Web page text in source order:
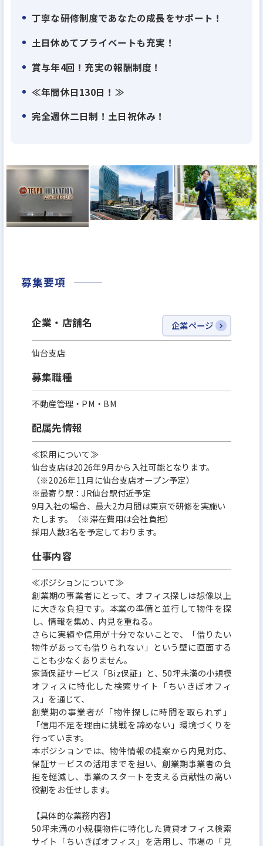
【事業用家賃保証事業】
＜Biz保証について＞
Biz保証は、店舗・事務所・倉庫といった「事業用不
グループ企業は事業用物件の転貸借事業を展開して
いるため、グループの豊富なノウハウを活かして、
＜組織について＞
現在は役員3名と社員34名（派遣社員2名）の37名で
す。（2026年1月現在）
丁寧な研修制度であなたの成長をサポート！
土日休めてプライベートも充実！
賞与年4回！充実の報酬制度！
≪年間休日130日！≫
完全週休二日制！土日祝休み！
募集要項
企業・店舗名 企業ページ
仙台支店
募集職種
不動産管理・PM・BM
配属先情報
≪採用について≫
仙台支店は2026年9月から入社可能となります。
（※2026年11月に仙台支店オープン予定）
※最寄り駅：JR仙台駅付近予定
9月入社の場合、最大2カ月間は東京で研修を実施い
たします。（※滞在費用は会社負担）
採用人数3名を予定しております。
仕事内容
≪ポジションについて≫
創業期の事業者にとって、オフィス探しは想像以上
に大きな負担です。本業の準備と並行して物件を探
し、情報を集め、内見を重ねる。
さらに実績や信用が十分でないことで、「借りたい
物件があっても借りられない」という壁に直面する
ことも少なくありません。
家賃保証サービス「Biz保証」と、50坪未満の小規模
オフィスに特化した検索サイト「ちいきぼオフィ
ス」を通じて、
創業期の事業者が「物件探しに時間を取られず」
「信用不足を理由に挑戦を諦めない」環境づくりを
行っています。
本ポジションでは、物件情報の提案から内見対応、
保証サービスの活用までを担い、創業期事業者の負
担を軽減し、事業のスタートを支える貢献性の高い
役割をお任せします。
【具体的な業務内容】
50坪未満の小規模物件に特化した賃貸オフィス検索
サイト「ちいきぼオフィス」を活用し、市場の「見